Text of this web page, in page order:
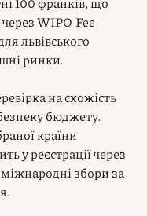
WIPO Fee
львівського
ринки.
на схожість
бюджету.
країни
у реєстрації через
збори за